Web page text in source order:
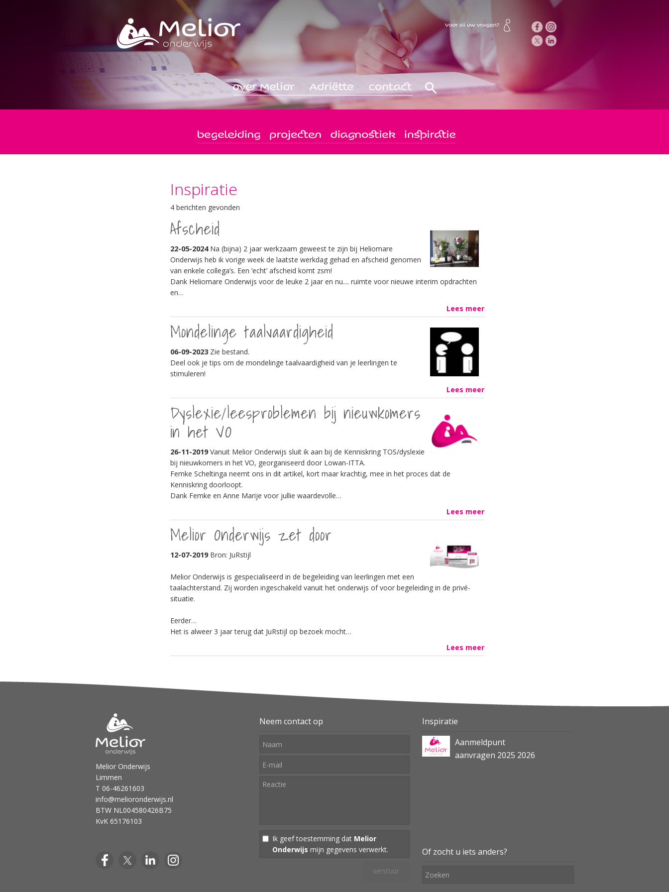
Inspiratie
4 berichten gevonden
Afscheid
22-05-2024Na (bijna) 2 jaar werkzaam geweest te zijn bij Heliomare
Onderwijs heb ik vorige week de laatste werkdag gehad en afscheid genomen
van enkele collega’s. Een ’echt’ afscheid komt zsm!
Dank Heliomare Onderwijs voor de leuke 2 jaar en nu.... ruimte voor nieuwe interim opdrachten
en…
Lees meer
Mondelinge taalvaardigheid
06-09-2023Zie bestand.
Deel ook je tips om de mondelinge taalvaardigheid van je leerlingen te
stimuleren!
Lees meer
Dyslexie/leesproblemen bij nieuwkomers
in het VO
26-11-2019Vanuit Melior Onderwijs sluit ik aan bij de Kenniskring TOS/dyslexie
bij nieuwkomers in het VO, georganiseerd door Lowan-ITTA.
Femke Scheltinga neemt ons in dit artikel, kort maar krachtig, mee in het proces dat de
Kenniskring doorloopt.
Dank Femke en Anne Marije voor jullie waardevolle…
Lees meer
Melior Onderwijs zet door
12-07-2019Bron: JuRstijl
Melior Onderwijs is gespecialiseerd in de begeleiding van leerlingen met een
taalachterstand. Zij worden ingeschakeld vanuit het onderwijs of voor begeleiding in de privé-
situatie.
Eerder…
Het is alweer 3 jaar terug dat JuRstijl op bezoek mocht…
Lees meer
Melior Onderwijs
Limmen
T 06-46261603
info@melioronderwijs.nl
BTW NL004580426B75
KvK 65176103
Neem contact op
Ik geef toestemming dat Melior
Onderwijs mijn gegevens verwerkt.
Inspiratie
Of zocht u iets anders?